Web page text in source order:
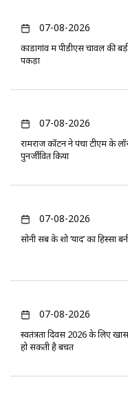
07-08-2026
कोंडागांव में पीडीएस चावल की
पकड़ा
07-08-2026
रामराज कॉटन ने पंचा टीएम के
पुनर्जीवित किया
07-08-2026
सोनी सब के शो ‘यादें’ का हिस्सा
07-08-2026
स्वतंत्रता दिवस 2026 के लिए
हो सकती है बचत